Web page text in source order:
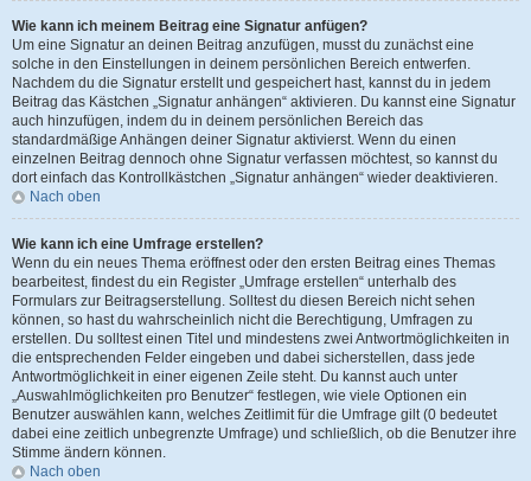
Wie kann ich meinem Beitrag eine Signatur anfügen?
Um eine Signatur an deinen Beitrag anzufügen, musst du zunächst eine
solche in den Einstellungen in deinem persönlichen Bereich entwerfen.
Nachdem du die Signatur erstellt und gespeichert hast, kannst du in jedem
Beitrag das Kästchen „Signatur anhängen“ aktivieren. Du kannst eine Signatur
auch hinzufügen, indem du in deinem persönlichen Bereich das
standardmäßige Anhängen deiner Signatur aktivierst. Wenn du einen
einzelnen Beitrag dennoch ohne Signatur verfassen möchtest, so kannst du
dort einfach das Kontrollkästchen „Signatur anhängen“ wieder deaktivieren.
Nach oben
Wie kann ich eine Umfrage erstellen?
Wenn du ein neues Thema eröffnest oder den ersten Beitrag eines Themas
bearbeitest, findest du ein Register „Umfrage erstellen“ unterhalb des
Formulars zur Beitragserstellung. Solltest du diesen Bereich nicht sehen
können, so hast du wahrscheinlich nicht die Berechtigung, Umfragen zu
erstellen. Du solltest einen Titel und mindestens zwei Antwortmöglichkeiten in
die entsprechenden Felder eingeben und dabei sicherstellen, dass jede
Antwortmöglichkeit in einer eigenen Zeile steht. Du kannst auch unter
„Auswahlmöglichkeiten pro Benutzer“ festlegen, wie viele Optionen ein
Benutzer auswählen kann, welches Zeitlimit für die Umfrage gilt (0 bedeutet
dabei eine zeitlich unbegrenzte Umfrage) und schließlich, ob die Benutzer ihre
Stimme ändern können.
Nach oben